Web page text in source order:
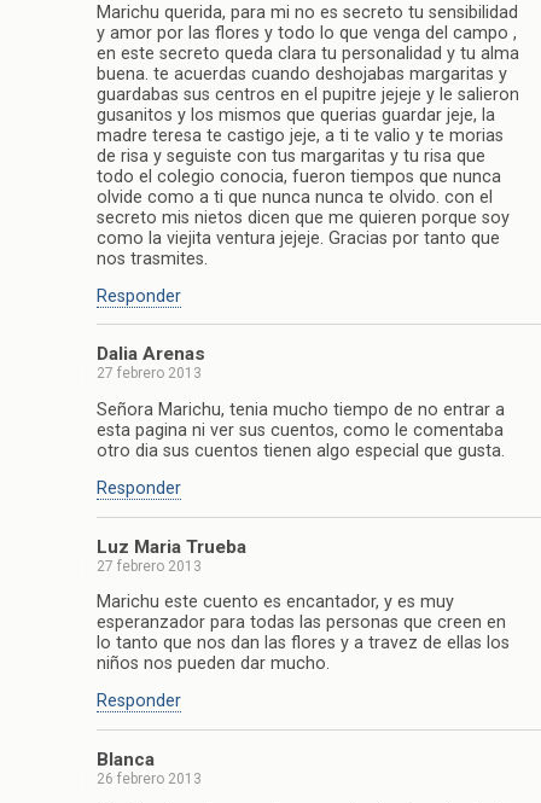
Marichu querida, para mi no es secreto tu sensibilidad
y amor por las flores y todo lo que venga del campo ,
en este secreto queda clara tu personalidad y tu alma
buena. te acuerdas cuando deshojabas margaritas y
guardabas sus centros en el pupitre jejeje y le salieron
gusanitos y los mismos que querias guardar jeje, la
madre teresa te castigo jeje, a ti te valio y te morias
de risa y seguiste con tus margaritas y tu risa que
todo el colegio conocia, fueron tiempos que nunca
olvide como a ti que nunca nunca te olvido. con el
secreto mis nietos dicen que me quieren porque soy
como la viejita ventura jejeje. Gracias por tanto que
nos trasmites.
Responder
Dalia Arenas
27 febrero 2013
Señora Marichu, tenia mucho tiempo de no entrar a
esta pagina ni ver sus cuentos, como le comentaba
otro dia sus cuentos tienen algo especial que gusta.
Responder
Luz Maria Trueba
27 febrero 2013
Marichu este cuento es encantador, y es muy
esperanzador para todas las personas que creen en
lo tanto que nos dan las flores y a travez de ellas los
niños nos pueden dar mucho.
Responder
Blanca
26 febrero 2013